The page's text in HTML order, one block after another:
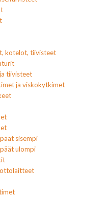
kotelot, tiivisteet
tiivisteet
ja viskokytkimet
sisempi
ulompi